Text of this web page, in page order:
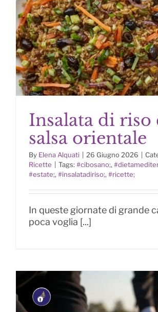
Insalata di riso con salsa
Insalata di riso
salsa orientale
By Elena Alquati 26 Giugno 2026
Ricette
Tags: #cibosano;,
#estate;, #insalatadiriso;, #ricette;
In queste giornate di grande
poca voglia [...]